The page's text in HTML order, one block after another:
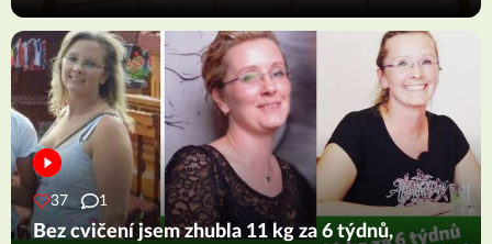
37 1
Bez cvičení jsem zhubla 11 kg za 6 týdnů,